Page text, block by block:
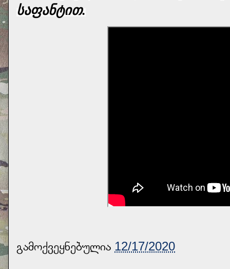
საფანტით.
გამოქვეყნებულია 12/17/2020